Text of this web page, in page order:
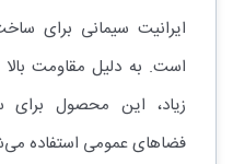
ایرانیت سیمانی برای
است. به دلیل مقاومت
زیاد، این محصول برای
فضاهای عمومی استفاده